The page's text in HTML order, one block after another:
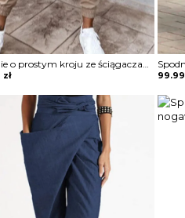
Spodnie o prostym kroju ze ściągaczami
zł 99.99